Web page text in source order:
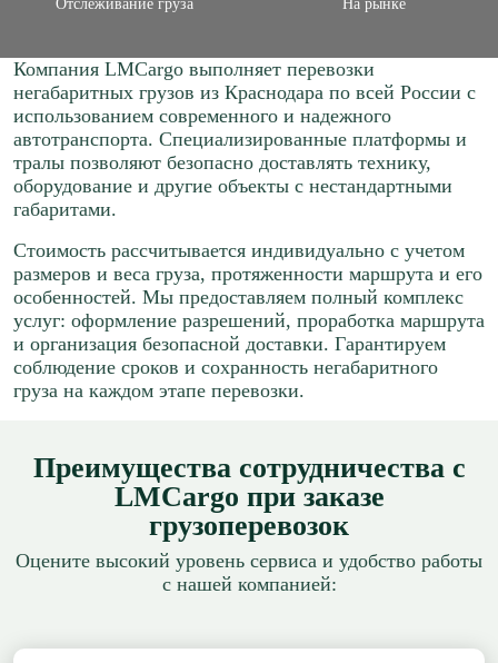
Отслеживание груза На рынке
Компания LMCargo выполняет перевозки
негабаритных грузов из Краснодара по всей России с
использованием современного и надежного
автотранспорта. Специализированные платформы и
тралы позволяют безопасно доставлять технику,
оборудование и другие объекты с нестандартными
габаритами.
Стоимость рассчитывается индивидуально с учетом
размеров и веса груза, протяженности маршрута и его
особенностей. Мы предоставляем полный комплекс
услуг: оформление разрешений, проработка маршрута
и организация безопасной доставки. Гарантируем
соблюдение сроков и сохранность негабаритного
груза на каждом этапе перевозки.
Преимущества сотрудничества с
LMCargo при заказе
грузоперевозок
Оцените высокий уровень сервиса и удобство работы
с нашей компанией: